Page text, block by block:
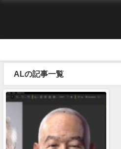
ALの記事一覧